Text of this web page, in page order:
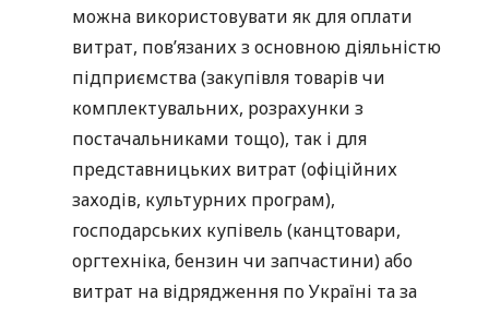
можна використовувати як для оплати
витрат, пов’язаних з основною діяльністю
підприємства (закупівля товарів чи
комплектувальних, розрахунки з
постачальниками тощо), так і для
представницьких витрат (офіційних
заходів, культурних програм),
господарських купівель (канцтовари,
оргтехніка, бензин чи запчастини) або
витрат на відрядження по Україні та за